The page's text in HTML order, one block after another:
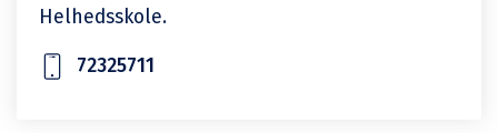
Helhedsskole.
72325711